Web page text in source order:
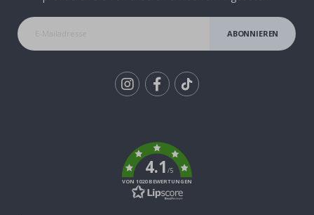
ABONNIEREN
4.1/5
VON 1020 BEWERTUNGEN